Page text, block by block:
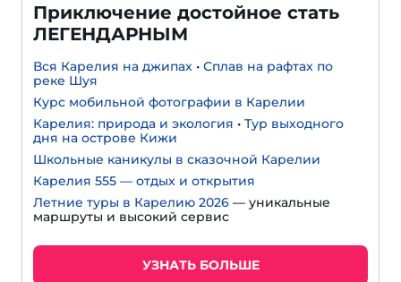
Приключение достойное стать
ЛЕГЕНДАРНЫМ
Вся Карелия на джипах • Сплав на рафтах по
реке Шуя
Курс мобильной фотографии в Карелии
Карелия: природа и экология • Тур выходного
дня на острове Кижи
Школьные каникулы в сказочной Карелии
Карелия 555 — отдых и открытия
Летние туры в Карелию 2026 — уникальные
маршруты и высокий сервис
УЗНАТЬ БОЛЬШЕ